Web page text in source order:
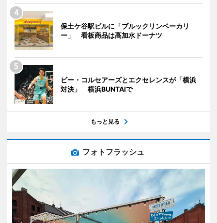
保土ケ谷駅ビルに「ブルックリンベーカリ
ー」 看板商品は高加水ドーナツ
ビー・コルセアーズとエクセレンスが「横浜
対決」 横浜BUNTAIで
もっと見る
フォトフラッシュ